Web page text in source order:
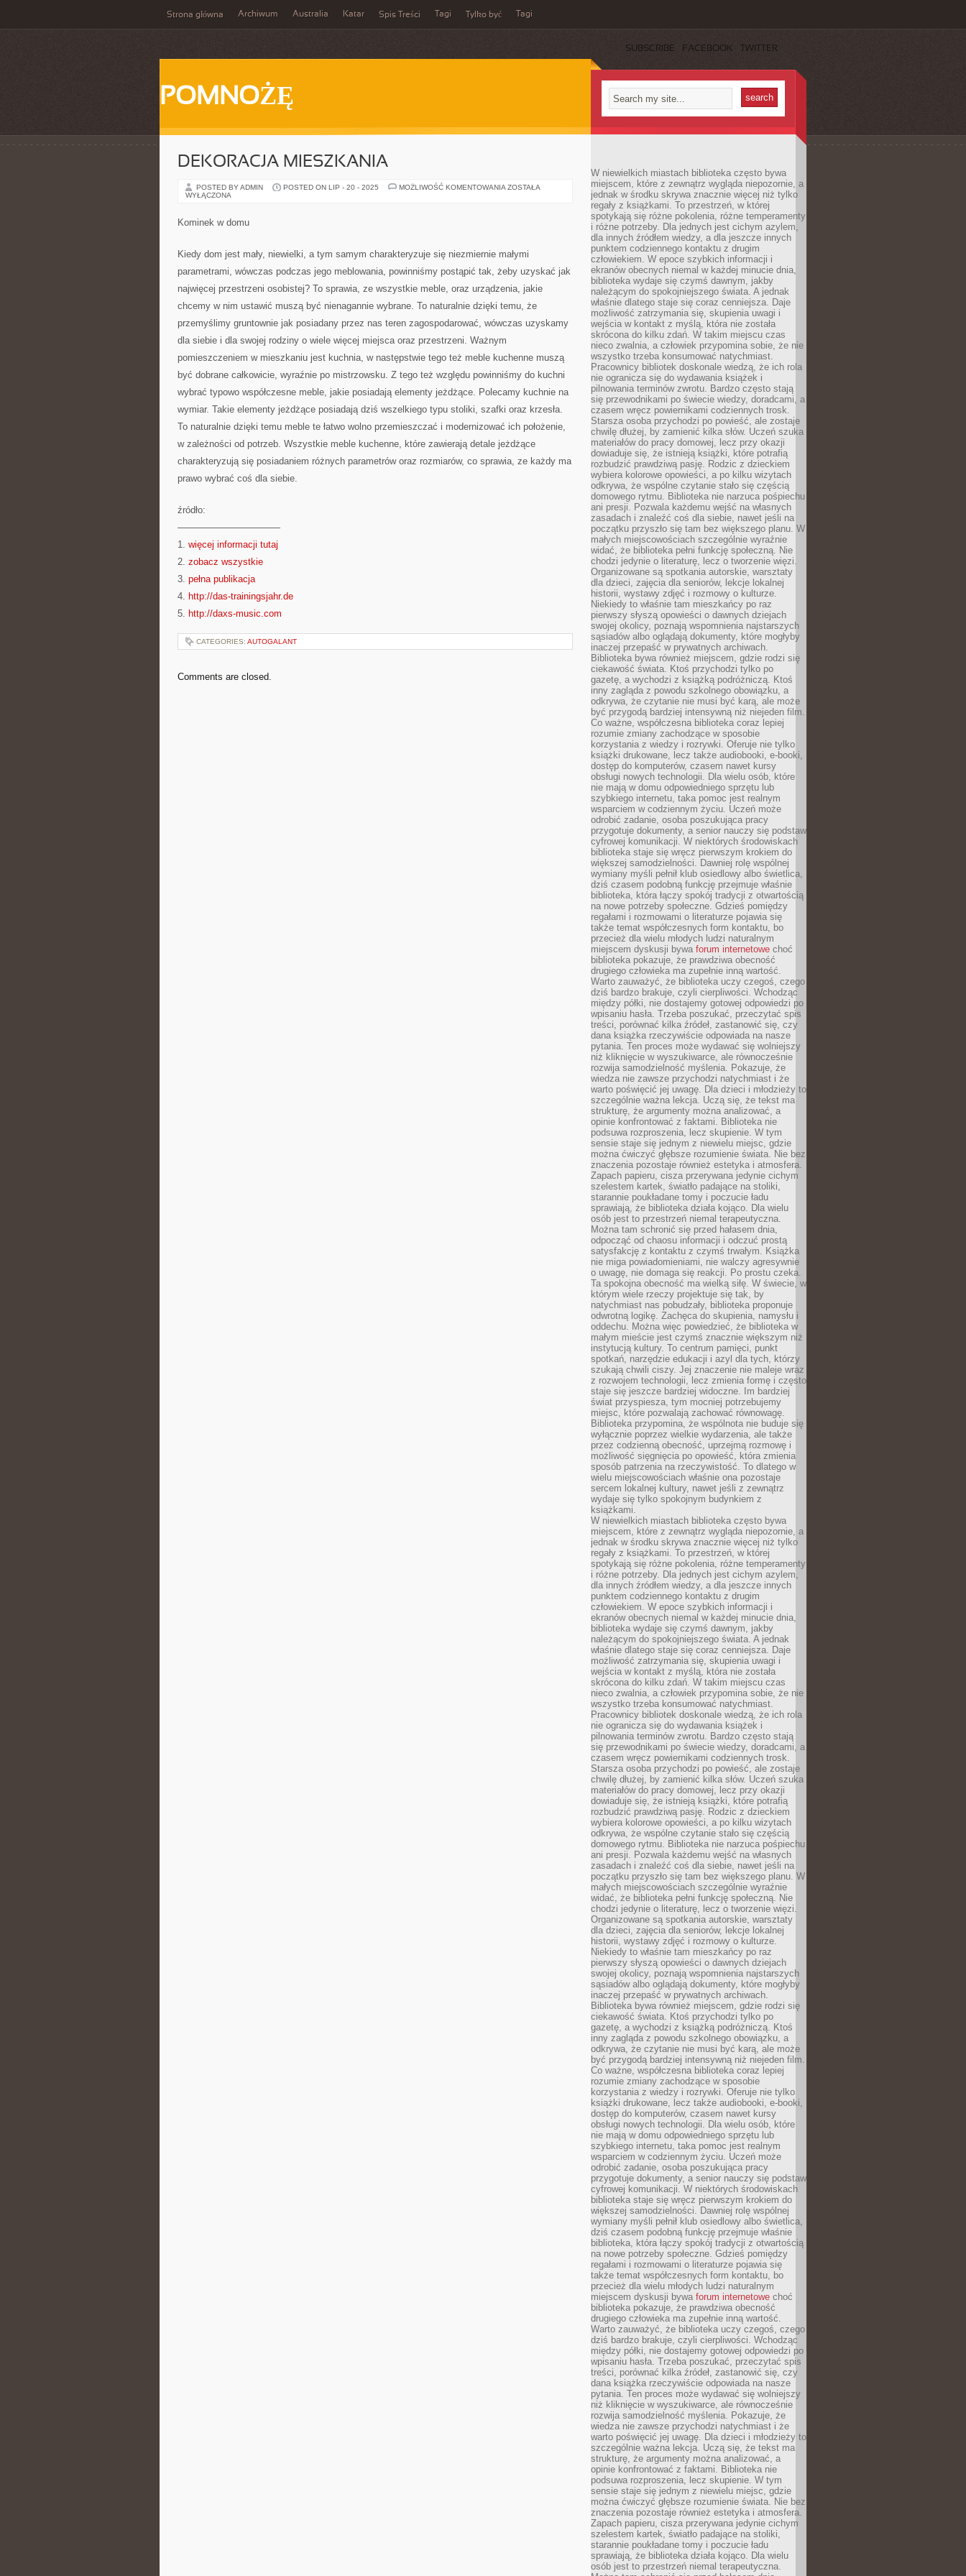
Strona główna Archiwum Australia Katar Spis Treści Tagi Tylko być Tagi
SUBSCRIBE FACEBOOK TWITTER
POMNOŻĘ
DEKORACJA MIESZKANIA
POSTED BY ADMIN POSTED ON LIP - 20 - 2025 MOŻLIWOŚĆ KOMENTOWANIA DEKORACJA
ZOSTAŁA
WYŁĄCZONA
Kominek w domu
Kiedy dom jest mały, niewielki, a tym samym charakteryzuje się niezmiernie małymi
parametrami, wówczas podczas jego meblowania, powinniśmy postąpić tak, żeby uzyskać jak
najwięcej przestrzeni osobistej? To sprawia, ze wszystkie meble, oraz urządzenia, jakie
chcemy w nim ustawić muszą być nienagannie wybrane. To naturalnie dzięki temu, że
przemyślimy gruntownie jak posiadany przez nas teren zagospodarować, wówczas uzyskamy
dla siebie i dla swojej rodziny o wiele więcej miejsca oraz przestrzeni. Ważnym
pomieszczeniem w mieszkaniu jest kuchnia, w następstwie tego też meble kuchenne muszą
być dobrane całkowicie, wyraźnie po mistrzowsku. Z tego też względu powinniśmy do kuchni
wybrać typowo współczesne meble, jakie posiadają elementy jeżdżące. Polecamy kuchnie na
wymiar. Takie elementy jeżdżące posiadają dziś wszelkiego typu stoliki, szafki oraz krzesła.
To naturalnie dzięki temu meble te łatwo wolno przemieszczać i modernizować ich położenie,
w zależności od potrzeb. Wszystkie meble kuchenne, które zawierają detale jeżdżące
charakteryzują się posiadaniem różnych parametrów oraz rozmiarów, co sprawia, ze każdy ma
prawo wybrać coś dla siebie.
źródło:
———————————
1. więcej informacji tutaj
2. zobacz wszystkie
3. pełna publikacja
4. http://das-trainingsjahr.de
5. http://daxs-music.com
CATEGORIES: AUTOGALANT
Comments are closed.
W niewielkich miastach biblioteka często bywa
miejscem, które z zewnątrz wygląda niepozornie, a
jednak w środku skrywa znacznie więcej niż tylko
regały z książkami. To przestrzeń, w której
spotykają się różne pokolenia, różne temperamenty
i różne potrzeby. Dla jednych jest cichym azylem,
dla innych źródłem wiedzy, a dla jeszcze innych
punktem codziennego kontaktu z drugim
człowiekiem. W epoce szybkich informacji i
ekranów obecnych niemal w każdej minucie dnia,
biblioteka wydaje się czymś dawnym, jakby
należącym do spokojniejszego świata. A jednak
właśnie dlatego staje się coraz cenniejsza. Daje
możliwość zatrzymania się, skupienia uwagi i
wejścia w kontakt z myślą, która nie została
skrócona do kilku zdań. W takim miejscu czas
nieco zwalnia, a człowiek przypomina sobie, że nie
wszystko trzeba konsumować natychmiast.
Pracownicy bibliotek doskonale wiedzą, że ich rola
nie ogranicza się do wydawania książek i
pilnowania terminów zwrotu. Bardzo często stają
się przewodnikami po świecie wiedzy, doradcami, a
czasem wręcz powiernikami codziennych trosk.
Starsza osoba przychodzi po powieść, ale zostaje
chwilę dłużej, by zamienić kilka słów. Uczeń szuka
materiałów do pracy domowej, lecz przy okazji
dowiaduje się, że istnieją książki, które potrafią
rozbudzić prawdziwą pasję. Rodzic z dzieckiem
wybiera kolorowe opowieści, a po kilku wizytach
odkrywa, że wspólne czytanie stało się częścią
domowego rytmu. Biblioteka nie narzuca pośpiechu
ani presji. Pozwala każdemu wejść na własnych
zasadach i znaleźć coś dla siebie, nawet jeśli na
początku przyszło się tam bez większego planu. W
małych miejscowościach szczególnie wyraźnie
widać, że biblioteka pełni funkcję społeczną. Nie
chodzi jedynie o literaturę, lecz o tworzenie więzi.
Organizowane są spotkania autorskie, warsztaty
dla dzieci, zajęcia dla seniorów, lekcje lokalnej
historii, wystawy zdjęć i rozmowy o kulturze.
Niekiedy to właśnie tam mieszkańcy po raz
pierwszy słyszą opowieści o dawnych dziejach
swojej okolicy, poznają wspomnienia najstarszych
sąsiadów albo oglądają dokumenty, które mogłyby
inaczej przepaść w prywatnych archiwach.
Biblioteka bywa również miejscem, gdzie rodzi się
ciekawość świata. Ktoś przychodzi tylko po
gazetę, a wychodzi z książką podróżniczą. Ktoś
inny zagląda z powodu szkolnego obowiązku, a
odkrywa, że czytanie nie musi być karą, ale może
być przygodą bardziej intensywną niż niejeden film.
Co ważne, współczesna biblioteka coraz lepiej
rozumie zmiany zachodzące w sposobie
korzystania z wiedzy i rozrywki. Oferuje nie tylko
książki drukowane, lecz także audiobooki, e-booki,
dostęp do komputerów, czasem nawet kursy
obsługi nowych technologii. Dla wielu osób, które
nie mają w domu odpowiedniego sprzętu lub
szybkiego internetu, taka pomoc jest realnym
wsparciem w codziennym życiu. Uczeń może
odrobić zadanie, osoba poszukująca pracy
przygotuje dokumenty, a senior nauczy się podstaw
cyfrowej komunikacji. W niektórych środowiskach
biblioteka staje się wręcz pierwszym krokiem do
większej samodzielności. Dawniej rolę wspólnej
wymiany myśli pełnił klub osiedlowy albo świetlica,
dziś czasem podobną funkcję przejmuje właśnie
biblioteka, która łączy spokój tradycji z otwartością
na nowe potrzeby społeczne. Gdzieś pomiędzy
regałami i rozmowami o literaturze pojawia się
także temat współczesnych form kontaktu, bo
przecież dla wielu młodych ludzi naturalnym
miejscem dyskusji bywa forum internetowe choć
biblioteka pokazuje, że prawdziwa obecność
drugiego człowieka ma zupełnie inną wartość.
Warto zauważyć, że biblioteka uczy czegoś, czego
dziś bardzo brakuje, czyli cierpliwości. Wchodząc
między półki, nie dostajemy gotowej odpowiedzi po
wpisaniu hasła. Trzeba poszukać, przeczytać spis
treści, porównać kilka źródeł, zastanowić się, czy
dana książka rzeczywiście odpowiada na nasze
pytania. Ten proces może wydawać się wolniejszy
niż kliknięcie w wyszukiwarce, ale równocześnie
rozwija samodzielność myślenia. Pokazuje, że
wiedza nie zawsze przychodzi natychmiast i że
warto poświęcić jej uwagę. Dla dzieci i młodzieży to
szczególnie ważna lekcja. Uczą się, że tekst ma
strukturę, że argumenty można analizować, a
opinie konfrontować z faktami. Biblioteka nie
podsuwa rozproszenia, lecz skupienie. W tym
sensie staje się jednym z niewielu miejsc, gdzie
można ćwiczyć głębsze rozumienie świata. Nie bez
znaczenia pozostaje również estetyka i atmosfera.
Zapach papieru, cisza przerywana jedynie cichym
szelestem kartek, światło padające na stoliki,
starannie poukładane tomy i poczucie ładu
sprawiają, że biblioteka działa kojąco. Dla wielu
osób jest to przestrzeń niemal terapeutyczna.
Można tam schronić się przed hałasem dnia,
odpocząć od chaosu informacji i odczuć prostą
satysfakcję z kontaktu z czymś trwałym. Książka
nie miga powiadomieniami, nie walczy agresywnie
o uwagę, nie domaga się reakcji. Po prostu czeka.
Ta spokojna obecność ma wielką siłę. W świecie, w
którym wiele rzeczy projektuje się tak, by
natychmiast nas pobudzały, biblioteka proponuje
odwrotną logikę. Zachęca do skupienia, namysłu i
oddechu. Można więc powiedzieć, że biblioteka w
małym mieście jest czymś znacznie większym niż
instytucją kultury. To centrum pamięci, punkt
spotkań, narzędzie edukacji i azyl dla tych, którzy
szukają chwili ciszy. Jej znaczenie nie maleje wraz
z rozwojem technologii, lecz zmienia formę i często
staje się jeszcze bardziej widoczne. Im bardziej
świat przyspiesza, tym mocniej potrzebujemy
miejsc, które pozwalają zachować równowagę.
Biblioteka przypomina, że wspólnota nie buduje się
wyłącznie poprzez wielkie wydarzenia, ale także
przez codzienną obecność, uprzejmą rozmowę i
możliwość sięgnięcia po opowieść, która zmienia
sposób patrzenia na rzeczywistość. To dlatego w
wielu miejscowościach właśnie ona pozostaje
sercem lokalnej kultury, nawet jeśli z zewnątrz
wydaje się tylko spokojnym budynkiem z
książkami.
W niewielkich miastach biblioteka często bywa
miejscem, które z zewnątrz wygląda niepozornie, a
jednak w środku skrywa znacznie więcej niż tylko
regały z książkami. To przestrzeń, w której
spotykają się różne pokolenia, różne temperamenty
i różne potrzeby. Dla jednych jest cichym azylem,
dla innych źródłem wiedzy, a dla jeszcze innych
punktem codziennego kontaktu z drugim
człowiekiem. W epoce szybkich informacji i
ekranów obecnych niemal w każdej minucie dnia,
biblioteka wydaje się czymś dawnym, jakby
należącym do spokojniejszego świata. A jednak
właśnie dlatego staje się coraz cenniejsza. Daje
możliwość zatrzymania się, skupienia uwagi i
wejścia w kontakt z myślą, która nie została
skrócona do kilku zdań. W takim miejscu czas
nieco zwalnia, a człowiek przypomina sobie, że nie
wszystko trzeba konsumować natychmiast.
Pracownicy bibliotek doskonale wiedzą, że ich rola
nie ogranicza się do wydawania książek i
pilnowania terminów zwrotu. Bardzo często stają
się przewodnikami po świecie wiedzy, doradcami, a
czasem wręcz powiernikami codziennych trosk.
Starsza osoba przychodzi po powieść, ale zostaje
chwilę dłużej, by zamienić kilka słów. Uczeń szuka
materiałów do pracy domowej, lecz przy okazji
dowiaduje się, że istnieją książki, które potrafią
rozbudzić prawdziwą pasję. Rodzic z dzieckiem
wybiera kolorowe opowieści, a po kilku wizytach
odkrywa, że wspólne czytanie stało się częścią
domowego rytmu. Biblioteka nie narzuca pośpiechu
ani presji. Pozwala każdemu wejść na własnych
zasadach i znaleźć coś dla siebie, nawet jeśli na
początku przyszło się tam bez większego planu. W
małych miejscowościach szczególnie wyraźnie
widać, że biblioteka pełni funkcję społeczną. Nie
chodzi jedynie o literaturę, lecz o tworzenie więzi.
Organizowane są spotkania autorskie, warsztaty
dla dzieci, zajęcia dla seniorów, lekcje lokalnej
historii, wystawy zdjęć i rozmowy o kulturze.
Niekiedy to właśnie tam mieszkańcy po raz
pierwszy słyszą opowieści o dawnych dziejach
swojej okolicy, poznają wspomnienia najstarszych
sąsiadów albo oglądają dokumenty, które mogłyby
inaczej przepaść w prywatnych archiwach.
Biblioteka bywa również miejscem, gdzie rodzi się
ciekawość świata. Ktoś przychodzi tylko po
gazetę, a wychodzi z książką podróżniczą. Ktoś
inny zagląda z powodu szkolnego obowiązku, a
odkrywa, że czytanie nie musi być karą, ale może
być przygodą bardziej intensywną niż niejeden film.
Co ważne, współczesna biblioteka coraz lepiej
rozumie zmiany zachodzące w sposobie
korzystania z wiedzy i rozrywki. Oferuje nie tylko
książki drukowane, lecz także audiobooki, e-booki,
dostęp do komputerów, czasem nawet kursy
obsługi nowych technologii. Dla wielu osób, które
nie mają w domu odpowiedniego sprzętu lub
szybkiego internetu, taka pomoc jest realnym
wsparciem w codziennym życiu. Uczeń może
odrobić zadanie, osoba poszukująca pracy
przygotuje dokumenty, a senior nauczy się podstaw
cyfrowej komunikacji. W niektórych środowiskach
biblioteka staje się wręcz pierwszym krokiem do
większej samodzielności. Dawniej rolę wspólnej
wymiany myśli pełnił klub osiedlowy albo świetlica,
dziś czasem podobną funkcję przejmuje właśnie
biblioteka, która łączy spokój tradycji z otwartością
na nowe potrzeby społeczne. Gdzieś pomiędzy
regałami i rozmowami o literaturze pojawia się
także temat współczesnych form kontaktu, bo
przecież dla wielu młodych ludzi naturalnym
miejscem dyskusji bywa forum internetowe choć
biblioteka pokazuje, że prawdziwa obecność
drugiego człowieka ma zupełnie inną wartość.
Warto zauważyć, że biblioteka uczy czegoś, czego
dziś bardzo brakuje, czyli cierpliwości. Wchodząc
między półki, nie dostajemy gotowej odpowiedzi po
wpisaniu hasła. Trzeba poszukać, przeczytać spis
treści, porównać kilka źródeł, zastanowić się, czy
dana książka rzeczywiście odpowiada na nasze
pytania. Ten proces może wydawać się wolniejszy
niż kliknięcie w wyszukiwarce, ale równocześnie
rozwija samodzielność myślenia. Pokazuje, że
wiedza nie zawsze przychodzi natychmiast i że
warto poświęcić jej uwagę. Dla dzieci i młodzieży to
szczególnie ważna lekcja. Uczą się, że tekst ma
strukturę, że argumenty można analizować, a
opinie konfrontować z faktami. Biblioteka nie
podsuwa rozproszenia, lecz skupienie. W tym
sensie staje się jednym z niewielu miejsc, gdzie
można ćwiczyć głębsze rozumienie świata. Nie bez
znaczenia pozostaje również estetyka i atmosfera.
Zapach papieru, cisza przerywana jedynie cichym
szelestem kartek, światło padające na stoliki,
starannie poukładane tomy i poczucie ładu
sprawiają, że biblioteka działa kojąco. Dla wielu
osób jest to przestrzeń niemal terapeutyczna.